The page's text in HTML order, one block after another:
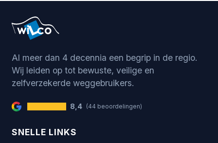
Al meer dan 4 decennia een begrip in de regio.
Wij leiden op tot bewuste, veilige en
zelfverzekerde weggebruikers.
8,4 (44 beoordelingen)
SNELLE LINKS